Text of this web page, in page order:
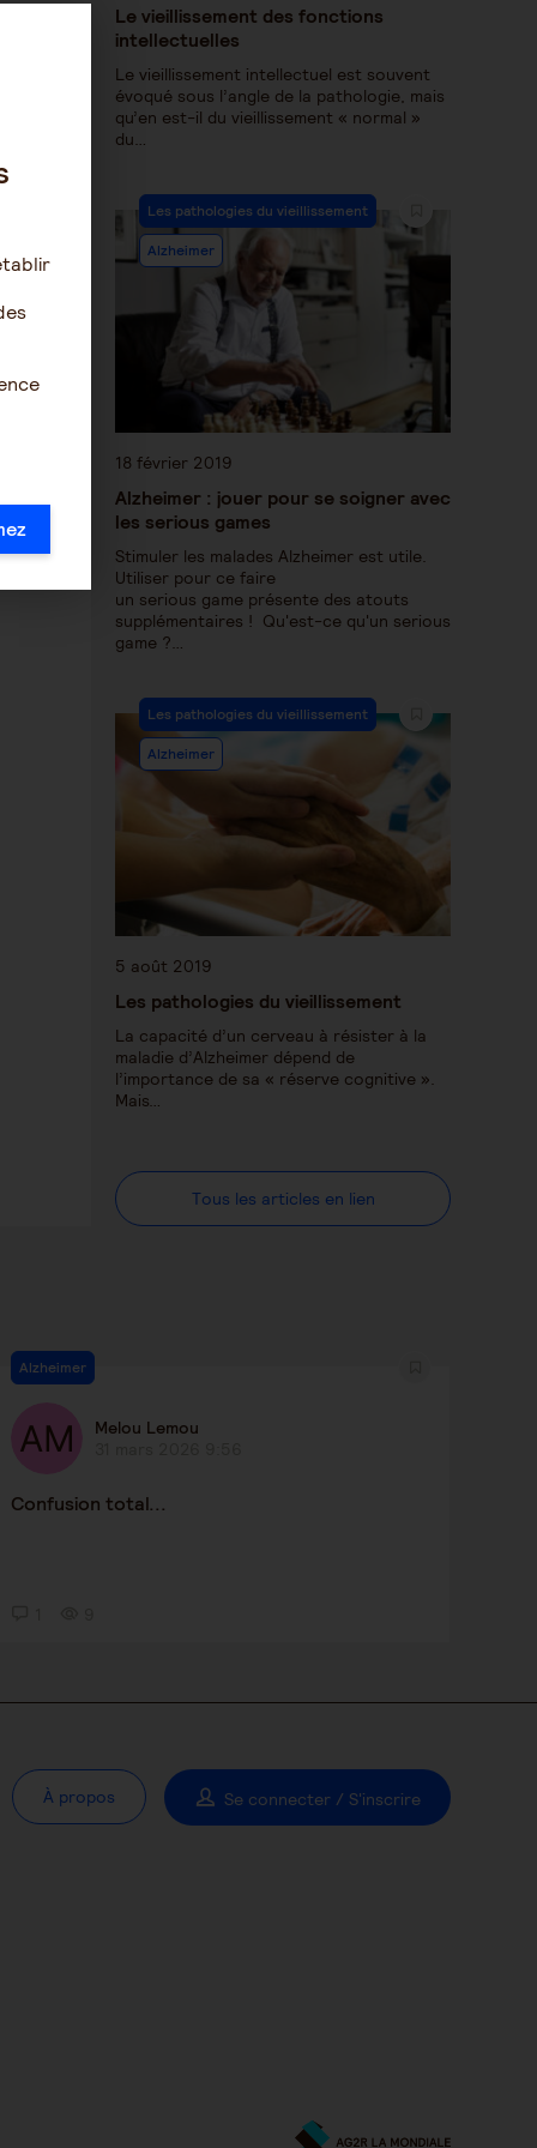
Le vieillissement des fonctions
intellectuelles
Le vieillissement intellectuel est souvent
évoqué sous l’angle de la pathologie, mais
qu’en est-il du vieillissement « normal »
du…
Les pathologies du vieillissement
Alzheimer
18 février 2019
Alzheimer : jouer pour se soigner avec
les serious games
Stimuler les malades Alzheimer est utile.
Utiliser pour ce faire
un serious game présente des atouts
supplémentaires ! Qu'est-ce qu'un serious
game ?…
Les pathologies du vieillissement
Alzheimer
5 août 2019
Les pathologies du vieillissement
La capacité d’un cerveau à résister à la
maladie d’Alzheimer dépend de
l’importance de sa « réserve cognitive ».
Mais…
Tous les articles en lien
Alzheimer
Melou Lemou
Confusion total...
À propos Se connecter / S'inscrire